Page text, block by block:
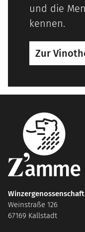
und die
kennen.
Zur
Weinstraße 126
67169 Kallstadt